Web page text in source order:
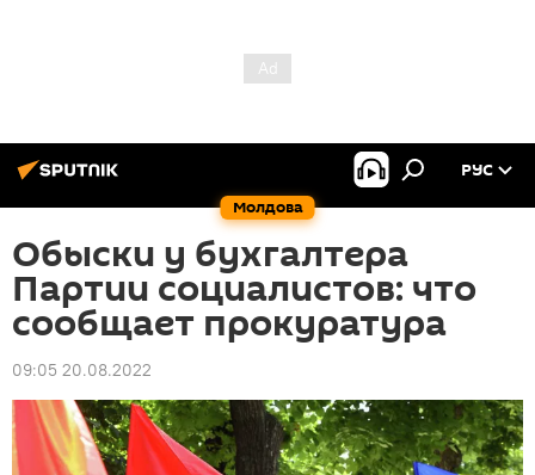
Молдова
РУС
Обыски у бухгалтера
Партии социалистов: что
сообщает прокуратура
09:05 20.08.2022